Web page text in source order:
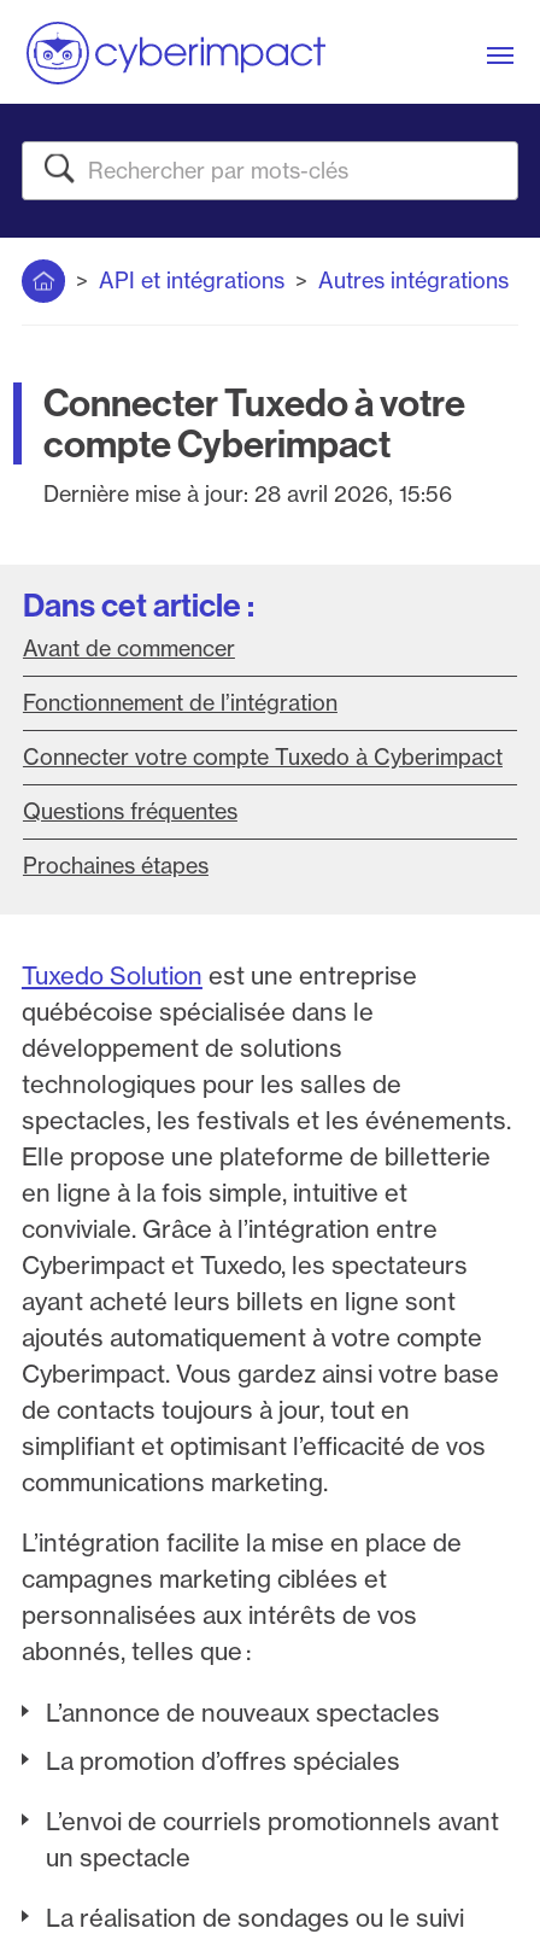
Rechercher
Accueil API et intégrations Autres intégrations
Connecter Tuxedo à votre
compte Cyberimpact
Dernière mise à jour: 28 avril 2026, 15:56
Dans cet article :
Avant de commencer
Fonctionnement de l’intégration
Connecter votre compte Tuxedo à Cyberimpact
Questions fréquentes
Prochaines étapes
Tuxedo Solution est une entreprise
québécoise spécialisée dans le
développement de solutions
technologiques pour les salles de
spectacles, les festivals et les événements.
Elle propose une plateforme de billetterie
en ligne à la fois simple, intuitive et
conviviale. Grâce à l’intégration entre
Cyberimpact et Tuxedo, les spectateurs
ayant acheté leurs billets en ligne sont
ajoutés automatiquement à votre compte
Cyberimpact. Vous gardez ainsi votre base
de contacts toujours à jour, tout en
simplifiant et optimisant l’efficacité de vos
communications marketing.
L’intégration facilite la mise en place de
campagnes marketing ciblées et
personnalisées aux intérêts de vos
abonnés, telles que :
L’annonce de nouveaux spectacles
La promotion d’offres spéciales
L’envoi de courriels promotionnels avant
un spectacle
La réalisation de sondages ou le suivi